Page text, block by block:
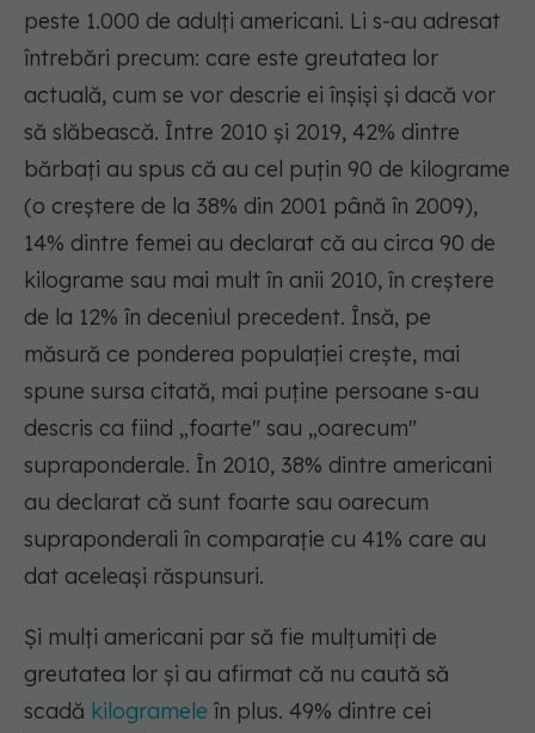
peste 1.000 de adulți americani. Li s-au adresat
întrebări precum: care este greutatea lor
actuală, cum se vor descrie ei înșiși și dacă vor
să slăbească. Între 2010 și 2019, 42% dintre
bărbați au spus că au cel puțin 90 de kilograme
(o creștere de la 38% din 2001 până în 2009),
14% dintre femei au declarat că au circa 90 de
kilograme sau mai mult în anii 2010, în creștere
de la 12% în deceniul precedent. Însă, pe
măsură ce ponderea populației crește, mai
spune sursa citată, mai puține persoane s-au
descris ca fiind „foarte" sau „oarecum"
supraponderale. În 2010, 38% dintre americani
au declarat că sunt foarte sau oarecum
supraponderali în comparație cu 41% care au
dat aceleași răspunsuri.
Și mulți americani par să fie mulțumiți de
greutatea lor și au afirmat că nu caută să
scadă kilogramele în plus. 49% dintre cei